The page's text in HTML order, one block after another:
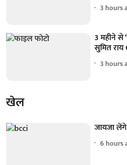
3 hours
3 महीने से
सुमित
3 hours
खेल
जायजा
6 hours